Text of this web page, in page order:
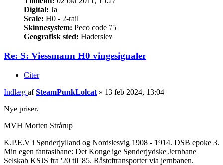
Digital: Ja
Scale: H0 - 2-rail
Skinnesystem: Peco code 75
Geografisk sted: Haderslev
Re: S: Viessmann H0 vingesignaler
Citer
Indlæg afSteamPunkLolcat » 13 feb 2024, 13:04
Nye priser.
MVH Morten Strårup
K.P.E.V i Sønderjylland og Nordslesvig 1908 - 1914. DSB epoke 3.
Min egen fantasibane: Det Kongelige Sønderjydske Jernbane
Selskab KSJS fra '20 til '85. Råstoftransporter via jernbanen.